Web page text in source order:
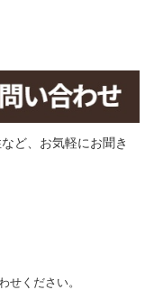
ど、お気軽にお聞き
せください。